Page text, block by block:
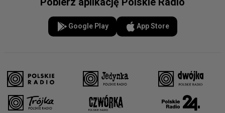
Google Play App Store